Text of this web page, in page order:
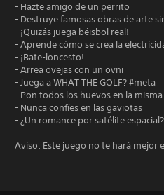
- Hazte amigo de un perrito
- Destruye famosas obras de arte
- ¡Quizás juega béisbol real!
- Aprende cómo se crea la
- ¡Bate-loncesto!
- Arrea ovejas con un ovni
- Juega a WHAT THE GOLF? #meta
- Pon todos los huevos en la
- Nunca confíes en las gaviotas
- ¿Un romance por satélite espacial?
Aviso: Este juego no te hará mejor